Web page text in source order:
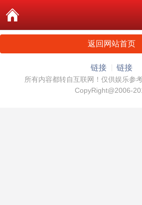
返回网站首页
链接 链接
所有内容都转自互联网！仅供娱乐参
CopyRight@2006-